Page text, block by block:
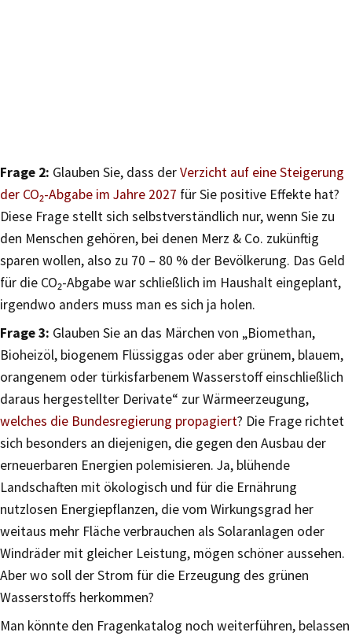
Frage 2: Glauben Sie, dass derVerzicht auf eine Steigerung
der CO₂-Abgabe im Jahre 2027 für Sie positive Effekte hat?
Diese Frage stellt sich selbstverständlich nur, wenn Sie zu
den Menschen gehören, bei denen Merz & Co. zukünftig
sparen wollen, also zu 70 – 80 % der Bevölkerung. Das Geld
für die CO₂-Abgabe war schließlich im Haushalt eingeplant,
irgendwo anders muss man es sich ja holen.
Frage 3: Glauben Sie an das Märchen von „Biomethan,
Bioheizöl, biogenem Flüssiggas oder aber grünem, blauem,
orangenem oder türkisfarbenem Wasserstoff einschließlich
daraus hergestellter Derivate“ zur Wärmeerzeugung,
welches die Bundesregierung propagiert? Die Frage richtet
sich besonders an diejenigen, die gegen den Ausbau der
erneuerbaren Energien polemisieren. Ja, blühende
Landschaften mit ökologisch und für die Ernährung
nutzlosen Energiepflanzen, die vom Wirkungsgrad her
weitaus mehr Fläche verbrauchen als Solaranlagen oder
Windräder mit gleicher Leistung, mögen schöner aussehen.
Aber wo soll der Strom für die Erzeugung des grünen
Wasserstoffs herkommen?
Man könnte den Fragenkatalog noch weiterführen, belassen